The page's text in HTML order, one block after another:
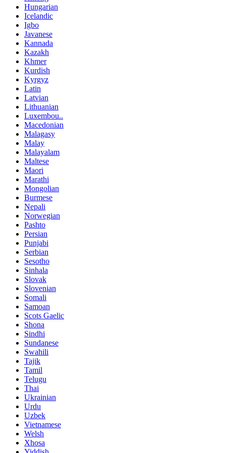
Hungarian
Icelandic
Igbo
Javanese
Kannada
Kazakh
Khmer
Kurdish
Kyrgyz
Latin
Latvian
Lithuanian
Luxembou..
Macedonian
Malagasy
Malay
Malayalam
Maltese
Maori
Marathi
Mongolian
Burmese
Nepali
Norwegian
Pashto
Persian
Punjabi
Serbian
Sesotho
Sinhala
Slovak
Slovenian
Somali
Samoan
Scots Gaelic
Shona
Sindhi
Sundanese
Swahili
Tajik
Tamil
Telugu
Thai
Ukrainian
Urdu
Uzbek
Vietnamese
Welsh
Xhosa